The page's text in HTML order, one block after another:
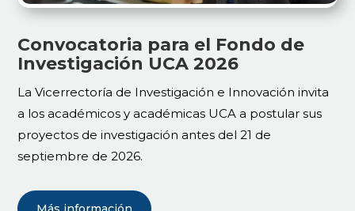
Convocatoria para el Fondo de
Investigación UCA 2026
La Vicerrectoría de Investigación e Innovación invita
a los académicos y académicas UCA a postular sus
proyectos de investigación antes del 21 de
septiembre de 2026.